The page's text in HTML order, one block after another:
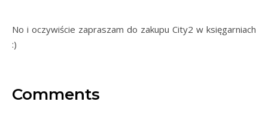
No i oczywiście zapraszam do zakupu City2 w księgarniach
:)
Comments